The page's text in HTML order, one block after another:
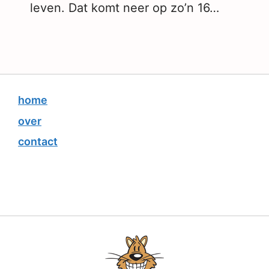
leven. Dat komt neer op zo’n 16…
home
over
contact